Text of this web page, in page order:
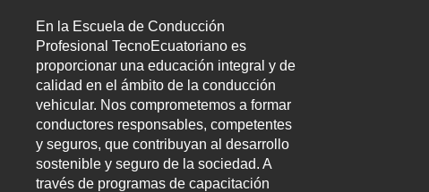
En la Escuela de Conducción
Profesional TecnoEcuatoriano es
proporcionar una educación integral y de
calidad en el ámbito de la conducción
vehicular. Nos comprometemos a formar
conductores responsables, competentes
y seguros, que contribuyan al desarrollo
sostenible y seguro de la sociedad. A
través de programas de capacitación